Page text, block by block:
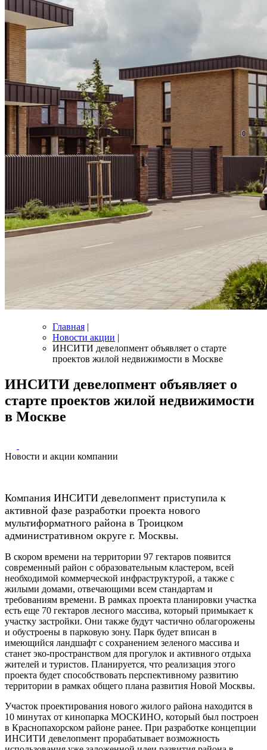
Главная |
Новости акции |
ИНСИТИ девелопмент объявляет о старте
проектов жилой недвижимости в Москве
ИНСИТИ девелопмент объявляет о
старте проектов жилой недвижимости
в Москве
Новости и акции компании
Компания ИНСИТИ девелопмент приступила к
активной фазе разработки проекта нового
мультиформатного района в Троицком
административном округе г. Москвы.
В скором времени на территории 97 гектаров появится
современный район с образовательным кластером, всей
необходимой коммерческой инфраструктурой, а также с
жилыми домами, отвечающими всем стандартам и
требованиям времени. В рамках проекта планировки участка
есть еще 70 гектаров лесного массива, который примыкает к
участку застройки. Они также будут частично облагорожены
и обустроены в парковую зону. Парк будет вписан в
имеющийся ландшафт с сохранением зеленого массива и
станет эко-пространством для прогулок и активного отдыха
жителей и туристов. Планируется, что реализация этого
проекта будет способствовать перспективному развитию
территории в рамках общего плана развития Новой Москвы.
Участок проектирования нового жилого района находится в
10 минутах от кинопарка МОСКИНО, который был построен
в Краснопахорском районе ранее. При разработке концепции
ИНСИТИ девелопмент прорабатывает возможность